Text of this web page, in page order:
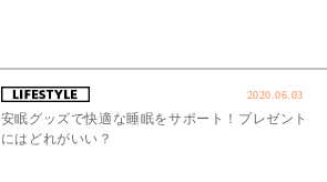
2020.06.03
安眠グッズで快適な睡眠をサポート！プレゼント
にはどれがいい？